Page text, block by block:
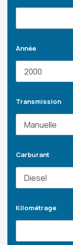
Année
Transmission
Carburant
Kilométrage